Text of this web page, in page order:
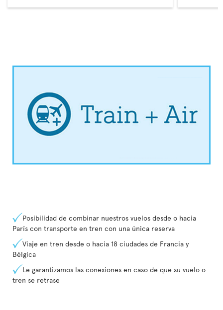
Posibilidad de combinar nuestros vuelos desde o hacia
París con transporte en tren con una única reserva
Viaje en tren desde o hacia 18 ciudades de Francia y
Bélgica
Le garantizamos las conexiones en caso de que su vuelo o
tren se retrase